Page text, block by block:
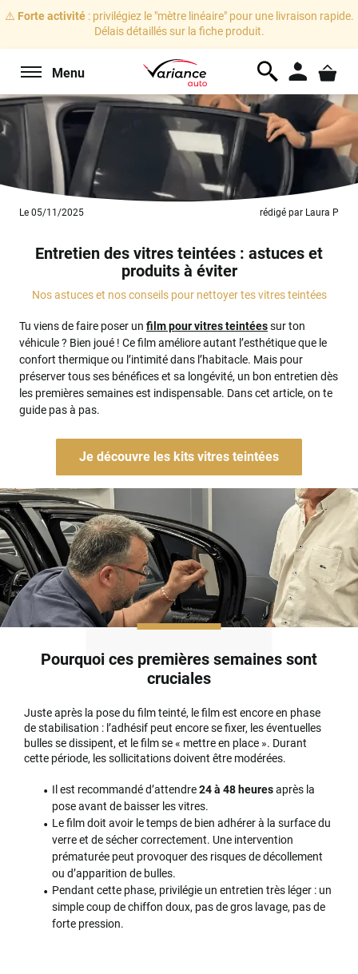
⚠️ Forte activité: privilégiez le "mètre linéaire" pour une livraison rapide.
Délais détaillés sur la fiche produit.
Menu
Le 05/11/2025 rédigé par Laura P
Entretien des vitres teintées : astuces et
produits à éviter
Nos astuces et nos conseils pour nettoyer tes vitres teintées
Tu viens de faire poser un film pour vitres teintéessur ton
véhicule ? Bien joué ! Ce film améliore autant l’esthétique que le
confort thermique ou l’intimité dans l’habitacle. Mais pour
préserver tous ses bénéfices et sa longévité, un bon entretien dès
les premières semaines est indispensable. Dans cet article, on te
guide pas à pas.
Je découvre les kits vitres teintées
Pourquoi ces premières semaines sont
cruciales
Juste après la pose du film teinté, le film est encore en phase
de stabilisation : l’adhésif peut encore se fixer, les éventuelles
bulles se dissipent, et le film se « mettre en place ». Durant
cette période, les sollicitations doivent être modérées.
Il est recommandé d’attendre24 à 48 heuresaprès la
pose avant de baisser les vitres.
Le film doit avoir le temps de bien adhérer à la surface du
verre et de sécher correctement. Une intervention
prématurée peut provoquer des risques de décollement
ou d’apparition de bulles.
Pendant cette phase, privilégie un entretien très léger : un
simple coup de chiffon doux, pas de gros lavage, pas de
forte pression.